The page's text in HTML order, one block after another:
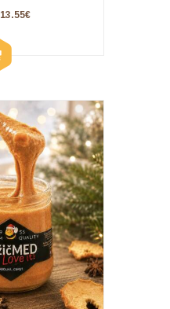
13.55€